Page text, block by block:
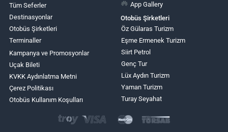
Tüm Seferler
Destinasyonlar
Otobüs Şirketleri
Terminaller
Kampanya ve Promosyonlar
Uçak Bileti
KVKK Aydınlatma Metni
Çerez Politikası
Otobüs Kullanım Koşulları
App Gallery
Otobüs Şirketleri
Öz Gülaras Turizm
Eşme Ermenek Turizm
Siirt Petrol
Genç Tur
Lüx Aydın Turizm
Yaman Turizm
Turay Seyahat